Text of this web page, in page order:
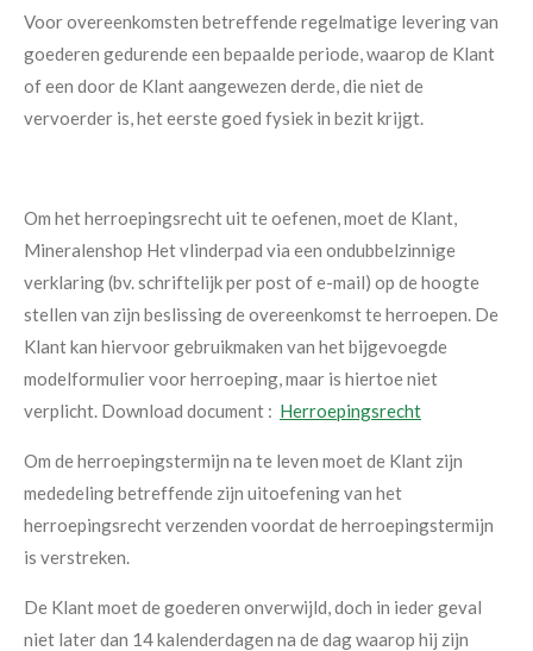
Voor overeenkomsten betreffende regelmatige levering van
goederen gedurende een bepaalde periode, waarop de Klant
of een door de Klant aangewezen derde, die niet de
vervoerder is, het eerste goed fysiek in bezit krijgt.
Om het herroepingsrecht uit te oefenen, moet de Klant,
Mineralenshop Het vlinderpad via een ondubbelzinnige
verklaring (bv. schriftelijk per post of e-mail) op de hoogte
stellen van zijn beslissing de overeenkomst te herroepen. De
Klant kan hiervoor gebruikmaken van het bijgevoegde
modelformulier voor herroeping, maar is hiertoe niet
verplicht. Download document : Herroepingsrecht
Om de herroepingstermijn na te leven moet de Klant zijn
mededeling betreffende zijn uitoefening van het
herroepingsrecht verzenden voordat de herroepingstermijn
is verstreken.
De Klant moet de goederen onverwijld, doch in ieder geval
niet later dan 14 kalenderdagen na de dag waarop hij zijn